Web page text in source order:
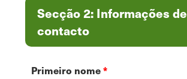
Secção 2: Informações de
contacto
Nome
Primeiro nome